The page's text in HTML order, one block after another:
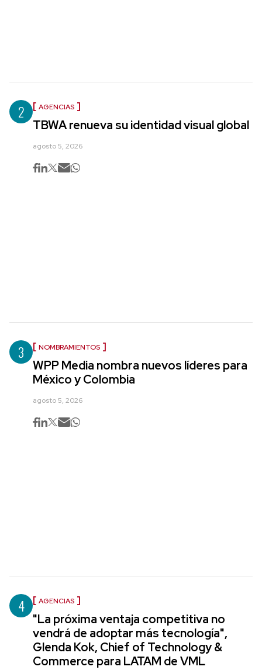
2 AGENCIAS
TBWA renueva su identidad visual global
agosto 5, 2026
3 NOMBRAMIENTOS
WPP Media nombra nuevos líderes para
México y Colombia
agosto 5, 2026
4 AGENCIAS
"La próxima ventaja competitiva no
vendrá de adoptar más tecnología",
Glenda Kok, Chief of Technology &
Commerce para LATAM de VML